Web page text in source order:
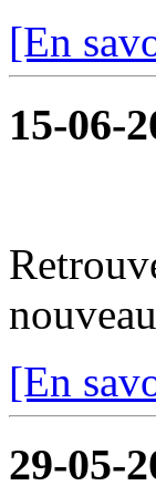
[En
15-06-
[En
29-05-